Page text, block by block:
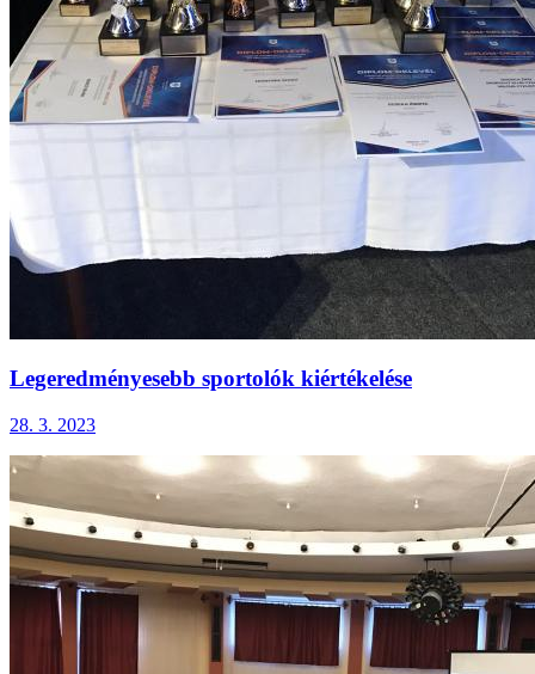
Legeredményesebb sportolók kiértékelése
28. 3. 2023